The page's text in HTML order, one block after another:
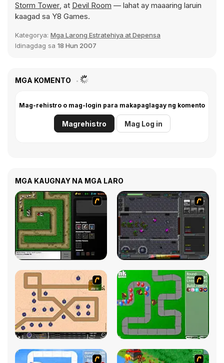
Storm Tower, at Devil Room — lahat ay maaaring laruin
kaagad sa Y8 Games.
Kategorya: Mga Larong Estratehiya at Depensa
Idinagdag sa 18 Hun 2007
MGA KOMENTO
Mag-rehistro o mag-login para makapaglagay ng komento
Magrehistro Mag Log in
MGA KAUGNAY NA MGA LARO